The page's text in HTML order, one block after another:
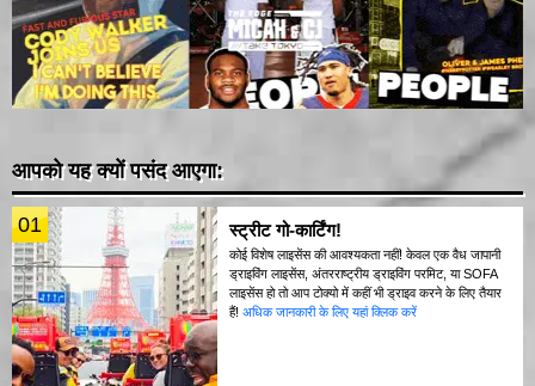
आपको यह क्यों पसंद आएगा:
01 स्ट्रीट गो-कार्टिंग!
कोई विशेष लाइसेंस की आवश्यकता नहीं! केवल एक वैध जापानी
ड्राइविंग लाइसेंस, अंतरराष्ट्रीय ड्राइविंग परमिट, या SOFA
लाइसेंस हो तो आप टोक्यो में कहीं भी ड्राइव करने के लिए तैयार
हैं! अधिक जानकारी के लिए यहां क्लिक करें